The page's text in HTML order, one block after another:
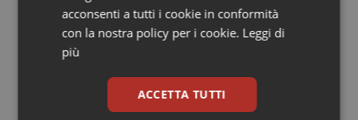
Salute orale & impianti
Sangue & coagulazione
fotografano la qualità reale del Ssn”
acconsenti a tutti i cookie in conformità
con la nostra policy per i cookie. Leggi di
più
ACCETTA TUTTI